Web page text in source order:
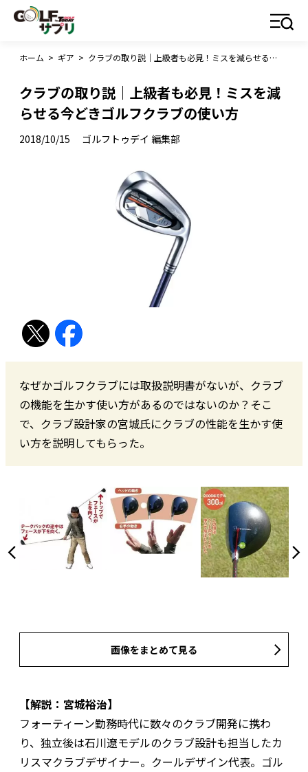
ホーム > ギア > クラブの取り説｜上級者も必見！ミスを減らせる今どきゴルフクラブの使い方
クラブの取り説｜上級者も必見！ミスを減
らせる今どきゴルフクラブの使い方
2018/10/15 ゴルフトゥデイ 編集部
なぜかゴルフクラブには取扱説明書がないが、クラブ
の機能を生かす使い方があるのではないのか？そこ
で、クラブ設計家の宮城氏にクラブの性能を生かす使
い方を説明してもらった。
画像をまとめて見る
【解説：宮城裕治】
フォーティーン勤務時代に数々のクラブ開発に携わ
り、独立後は石川遼モデルのクラブ設計も担当したカ
リスマクラブデザイナー。クールデザイン代表。ゴル